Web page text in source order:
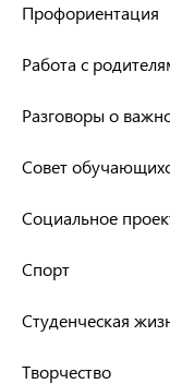
Профориентация
Работа с
Разговоры о
Совет
Социальное
Спорт
Студенческая
Творчество